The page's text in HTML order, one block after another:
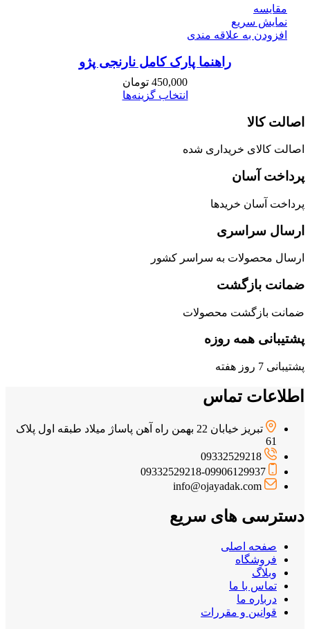
مقايسه
نمایش سریع
افزودن به علاقه مندی
راهنما پارک کامل نارنجی پژو
450,000 تومان
انتخاب گزینه‌ها
اصالت کالا
اصالت کالای خریداری شده
پرداخت آسان
پرداخت آسان خریدها
ارسال سراسری
ارسال محصولات به سراسر کشور
ضمانت بازگشت
ضمانت بازگشت محصولات
پشتیبانی همه روزه
پشتیبانی 7 روز هفته
اطلاعات تماس
تبریز خیابان 22 بهمن راه آهن پاساژ میلاد طبقه اول پلاک
61
09332529218
09332529218-09906129937
info@ojayadak.com
دسترسی های سریع
صفحه اصلی
فروشگاه
وبلاگ
تماس با ما
درباره ما
قوانین و مقررات